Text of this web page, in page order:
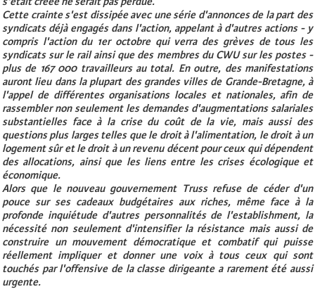
Cette crainte s'est dissipée avec une série d'annonces de la part des
syndicats déjà engagés dans l'action, appelant à d'autres actions - y
compris l'action du 1er octobre qui verra des grèves de tous les
syndicats sur le rail ainsi que des membres du CWU sur les postes -
plus de 167 000 travailleurs au total. En outre, des manifestations
auront lieu dans la plupart des grandes villes de Grande-Bretagne, à
l'appel de différentes organisations locales et nationales, afin de
rassembler non seulement les demandes d'augmentations salariales
substantielles face à la crise du coût de la vie, mais aussi des
questions plus larges telles que le droit à l'alimentation, le droit à un
logement sûr et le droit à un revenu décent pour ceux qui dépendent
des allocations, ainsi que les liens entre les crises écologique et
économique.
Alors que le nouveau gouvernement Truss refuse de céder d'un
pouce sur ses cadeaux budgétaires aux riches, même face à la
profonde inquiétude d'autres personnalités de l'establishment, la
nécessité non seulement d'intensifier la résistance mais aussi de
construire un mouvement démocratique et combatif qui puisse
réellement impliquer et donner une voix à tous ceux qui sont
touchés par l'offensive de la classe dirigeante a rarement été aussi
urgente.